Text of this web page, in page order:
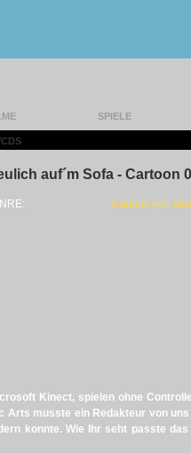
SPIELE
auf´m Sofa - Cartoon
Cartoon von
Kinect, spielen ohne
Arts musste ein Redakteur von
konnte. Wie Ihr seht passte